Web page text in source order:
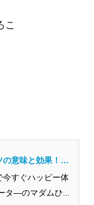
意味と効果！開
すぐハッピー体
タ―のマダムひ...